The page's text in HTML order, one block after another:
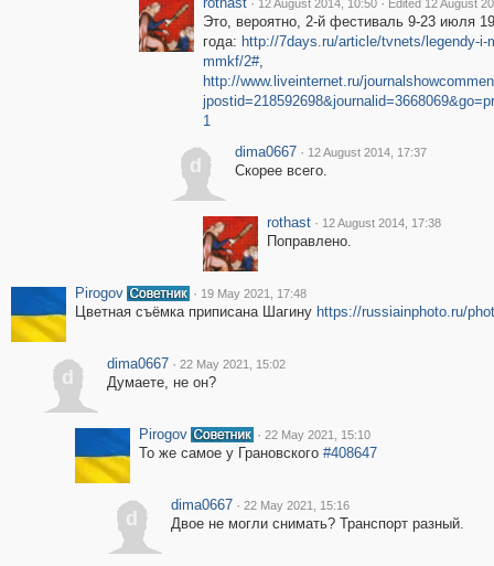
12 August 2014, 10:50 Edited 12 August
Это, вероятно, 2-й фестиваль 9-23 июля
года: http://7days.ru/article/tvnets/legendy-i-
mmkf/2#,
http://www.liveinternet.ru/
1
d
dima0667 · 12 August 2014, 17:37
Скорее всего.
rothast · 12 August 2014, 17:38
Поправлено.
Pirogov · 19 May 2021, 17:48
Цветная съёмка приписана Шагину https://russiainphoto.ru/
d
dima0667 · 22 May 2021, 15:02
Думаете, не он?
Pirogov · 22 May 2021, 15:10
То же самое у Грановского #408647
d
dima0667 · 22 May 2021, 15:16
Двое не могли снимать? Транспорт разный.